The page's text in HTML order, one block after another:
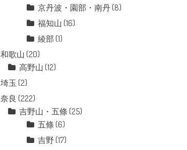
京丹波・園部・南丹 (8)
福知山 (16)
綾部 (1)
和歌山 (20)
高野山 (12)
埼玉 (2)
奈良 (222)
吉野山・五條 (25)
五條 (6)
吉野 (17)